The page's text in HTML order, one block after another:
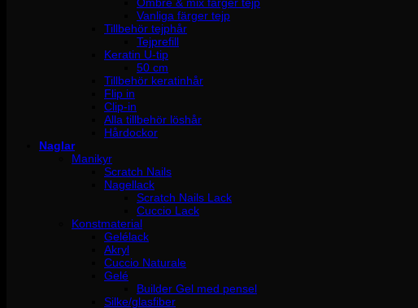
Vanliga färger tejp
Tillbehör tejphår
Tejprefill
Keratin U-tip
50 cm
Tillbehör keratinhår
Flip in
Clip-in
Alla tillbehör löshår
Hårdockor
Naglar
Manikyr
Scratch Nails
Nagellack
Scratch Nails Lack
Cuccio Lack
Konstmaterial
Gelélack
Akryl
Cuccio Naturale
Gelé
Builder Gel med pensel
Silke/glasfiber